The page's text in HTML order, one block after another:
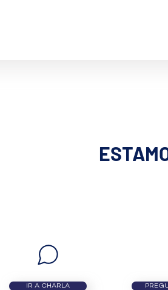
IR A CHARLA